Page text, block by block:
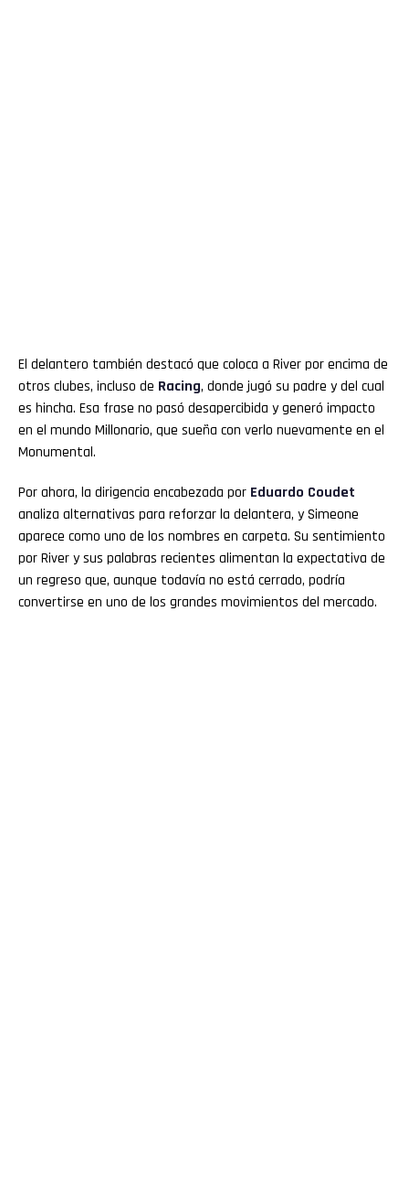
El delantero también destacó que coloca a River por encima de
otros clubes, incluso de Racing, donde jugó su padre y del cual
es hincha. Esa frase no pasó desapercibida y generó impacto
en el mundo Millonario, que sueña con verlo nuevamente en el
Monumental.
Por ahora, la dirigencia encabezada por Eduardo Coudet
analiza alternativas para reforzar la delantera, y Simeone
aparece como uno de los nombres en carpeta. Su sentimiento
por River y sus palabras recientes alimentan la expectativa de
un regreso que, aunque todavía no está cerrado, podría
convertirse en uno de los grandes movimientos del mercado.